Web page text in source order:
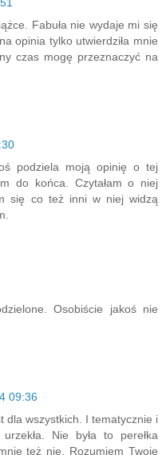
Fabuła nie wydaje mi się
opinia tylko utwierdziła mnie
czas mogę przeznaczyć na
podziela moją opinię o tej
do końca. Czytałam o niej
się co też inni w niej widzą
Osobiście jakoś nie
09:36
dla wszystkich. I tematycznie i
Nie była to perełka
też nie. Rozumiem Twoje